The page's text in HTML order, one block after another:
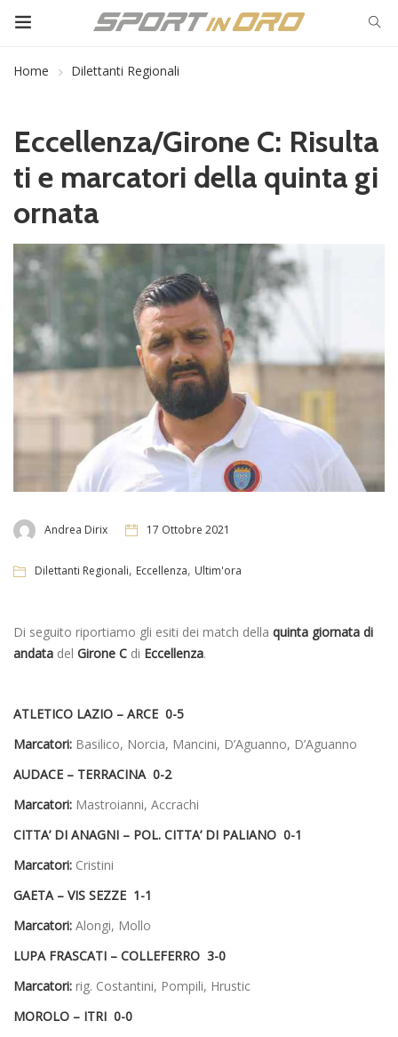
Home Dilettanti Regionali
Eccellenza/Girone C: Risulta
ti e marcatori della quinta gi
ornata
Andrea Dirix 17 Ottobre 2021
Dilettanti Regionali, Eccellenza, Ultim'ora
Di seguito riportiamo gli esiti dei match della quinta giornata di
andata del Girone C di Eccellenza.
ATLETICO LAZIO – ARCE 0-5
Marcatori: Basilico, Norcia, Mancini, D’Aguanno, D’Aguanno
AUDACE – TERRACINA 0-2
Marcatori: Mastroianni, Accrachi
CITTA’ DI ANAGNI – POL. CITTA’ DI PALIANO 0-1
Marcatori: Cristini
GAETA – VIS SEZZE 1-1
Marcatori: Alongi, Mollo
LUPA FRASCATI – COLLEFERRO 3-0
Marcatori: rig. Costantini, Pompili, Hrustic
MOROLO – ITRI 0-0